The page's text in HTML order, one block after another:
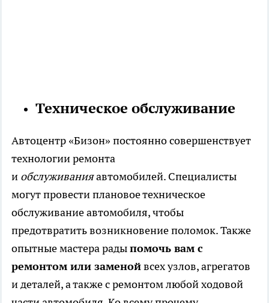
Техническое обслуживание
Автоцентр «Бизон» постоянно совершенствует
технологии ремонта
и обслуживанияавтомобилей. Специалисты
могут провести плановое техническое
обслуживание автомобиля, чтобы
предотвратить возникновение поломок. Также
опытные мастера радыпомочь вам с
ремонтом или заменойвсех узлов, агрегатов
и деталей, а также с ремонтом любой ходовой